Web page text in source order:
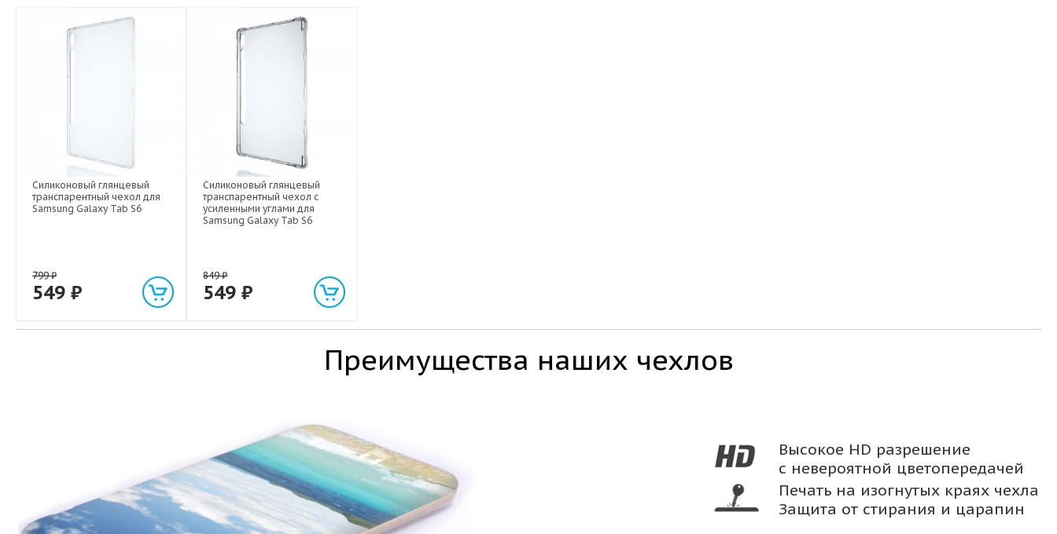
Силиконовый глянцевый
транспарентный чехол для
Samsung Galaxy Tab S6
799₽
549 ₽
Силиконовый глянцевый
транспарентный чехол с
усиленными углами для
Samsung Galaxy Tab S6
849₽
549₽
Преимущества наших чехлов
Высокое HD разрешение
с невероятной цветопередачей
Печать на изогнутых краях чехла
Защита от стирания и царапин